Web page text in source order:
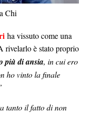
Chi
ha vissuto come una
rivelarlo è stato proprio
più di ansia, in cui ero
ho vinto la finale
tanto il fatto di non